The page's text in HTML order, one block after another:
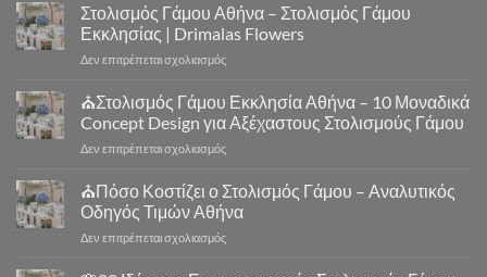
Στολισμός Γάμου Αθήνα – Στολισμός Γάμου
Εκκλησίας | Drimalas Flowers
Δεν επιτρέπεται σχολιασμόςστο
Γάμου
Αθήνα
–
Στολισμός
Εκκλησίας
|
Flowers
⛪Στολισμός Γάμου Εκκλησία Αθήνα – 10 Μοναδικά
Concept Design για Αξέχαστους Στολισμούς Γάμου
Δεν επιτρέπεται σχολιασμόςστο
Στολισμός
Γάμου
Εκκλησία
Αθήνα
⛪Πόσο Κοστίζει ο Στολισμός Γάμου – Αναλυτικός
Οδηγός Τιμών Αθήνα
Δεν επιτρέπεται σχολιασμόςστο